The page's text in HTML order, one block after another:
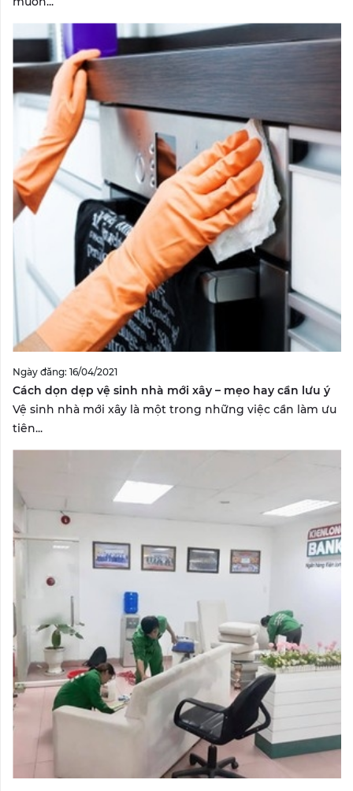
Ngày đăng: 16/04/2021
Cách dọn dẹp vệ sinh nhà mới xây – mẹo hay cần lưu ý
Vệ sinh nhà mới xây là một trong những việc cần làm ưu
tiên...